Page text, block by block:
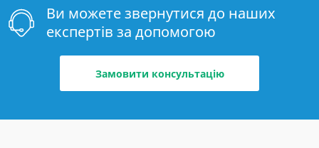
Ви можете звернутися до наших
експертів за допомогою
Замовити консультацію